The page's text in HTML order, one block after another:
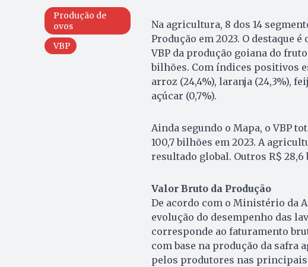
Produção de
ovos
VBP
Na agricultura, 8 dos 14
Produção em 2023. O destaque
VBP da produção goiana do
bilhões. Com índices positivos
arroz (24,4%), laranja (24,3%),
açúcar (0,7%).
Ainda segundo o Mapa, o VBP
100,7 bilhões em 2023. A
resultado global. Outros R$
Valor Bruto da Produção
De acordo com o Ministério da
evolução do desempenho das
corresponde ao faturamento
com base na produção da safra
pelos produtores nas principais